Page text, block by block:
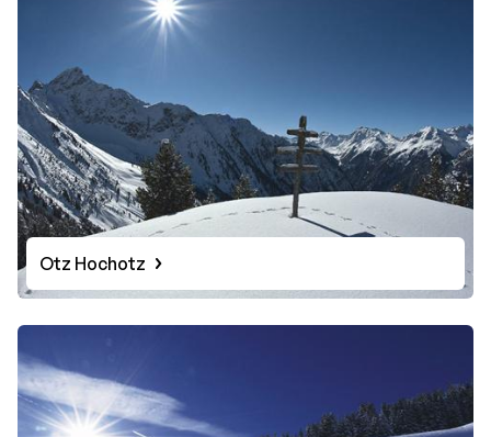
Otz Hochotz